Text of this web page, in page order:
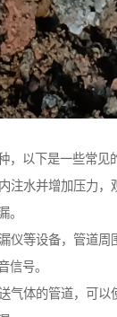
，以下是一些常见
注水并增加压力，
。
仪等设备，管道周
信号。
气体的管道，可以